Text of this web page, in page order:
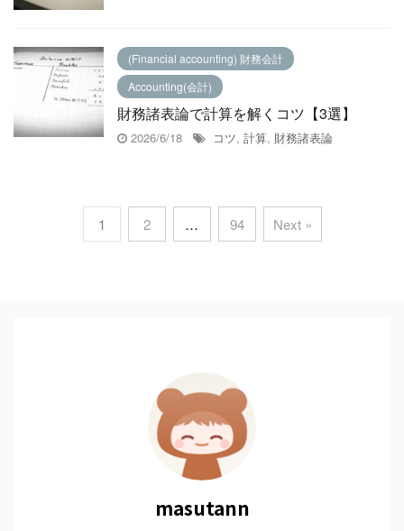
(Financial accounting) 財務会計
Accounting(会計)
財務諸表論で計算を解くコツ【3選】
2026/6/18 コツ, 計算, 財務諸表論
1 2 … 94 Next »
masutann